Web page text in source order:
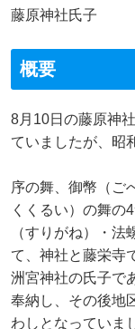
藤原神社氏子
概要
8月10日の藤原神
ていましたが、昭
序の舞、御幣（ご
くくるい）の舞の
（すりがね）・
て、神社と藤栄寺
洲宮神社の氏子で
奉納し、その後地
わしとなっていま